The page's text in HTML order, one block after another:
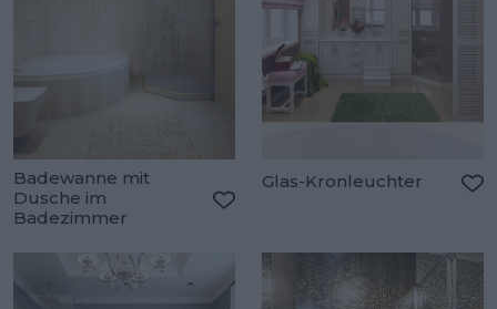
Badewanne mit
Dusche im
Badezimmer
Glas-Kronleuchter